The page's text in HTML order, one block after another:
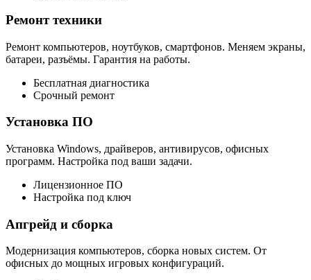
Ремонт техники
Ремонт компьютеров, ноутбуков, смартфонов. Меняем экраны,
батареи, разъёмы. Гарантия на работы.
Бесплатная диагностика
Срочный ремонт
Установка ПО
Установка Windows, драйверов, антивирусов, офисных
программ. Настройка под ваши задачи.
Лицензионное ПО
Настройка под ключ
Апгрейд и сборка
Модернизация компьютеров, сборка новых систем. От
офисных до мощных игровых конфигураций.